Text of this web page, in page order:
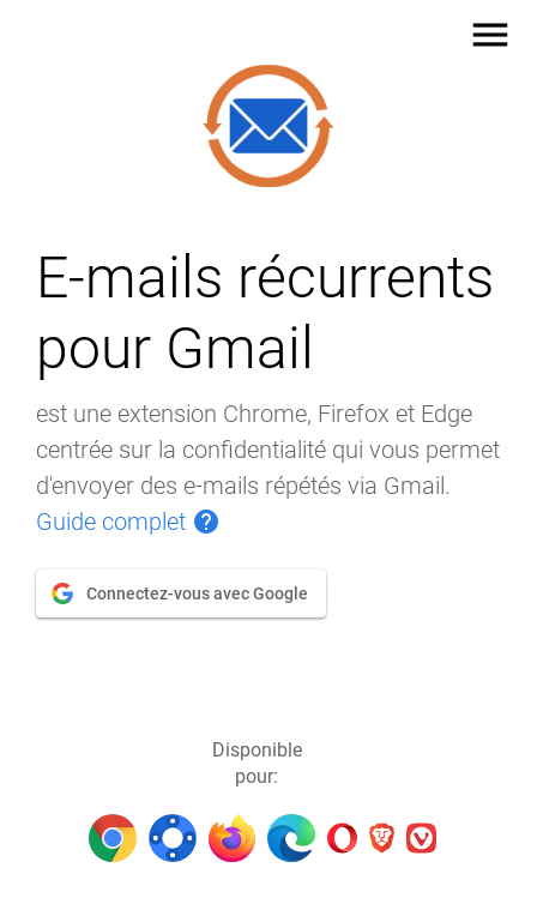
menu
E-mails récurrents
pour Gmail
est une extension Chrome, Firefox et Edge
centrée sur la confidentialité qui vous permet
d'envoyer des e-mails répétés via Gmail.
Guide complet help
Connectez-vous avec Google
Disponible
pour: